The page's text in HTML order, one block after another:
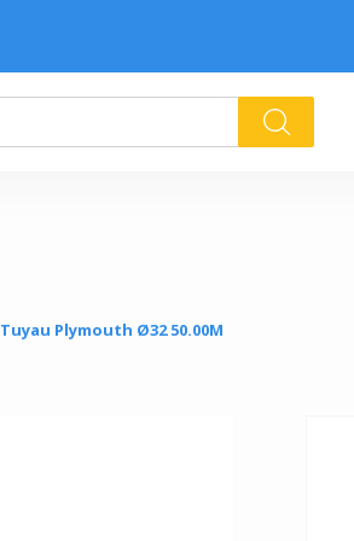
k
Tuyau Plymouth Ø32 50.00M